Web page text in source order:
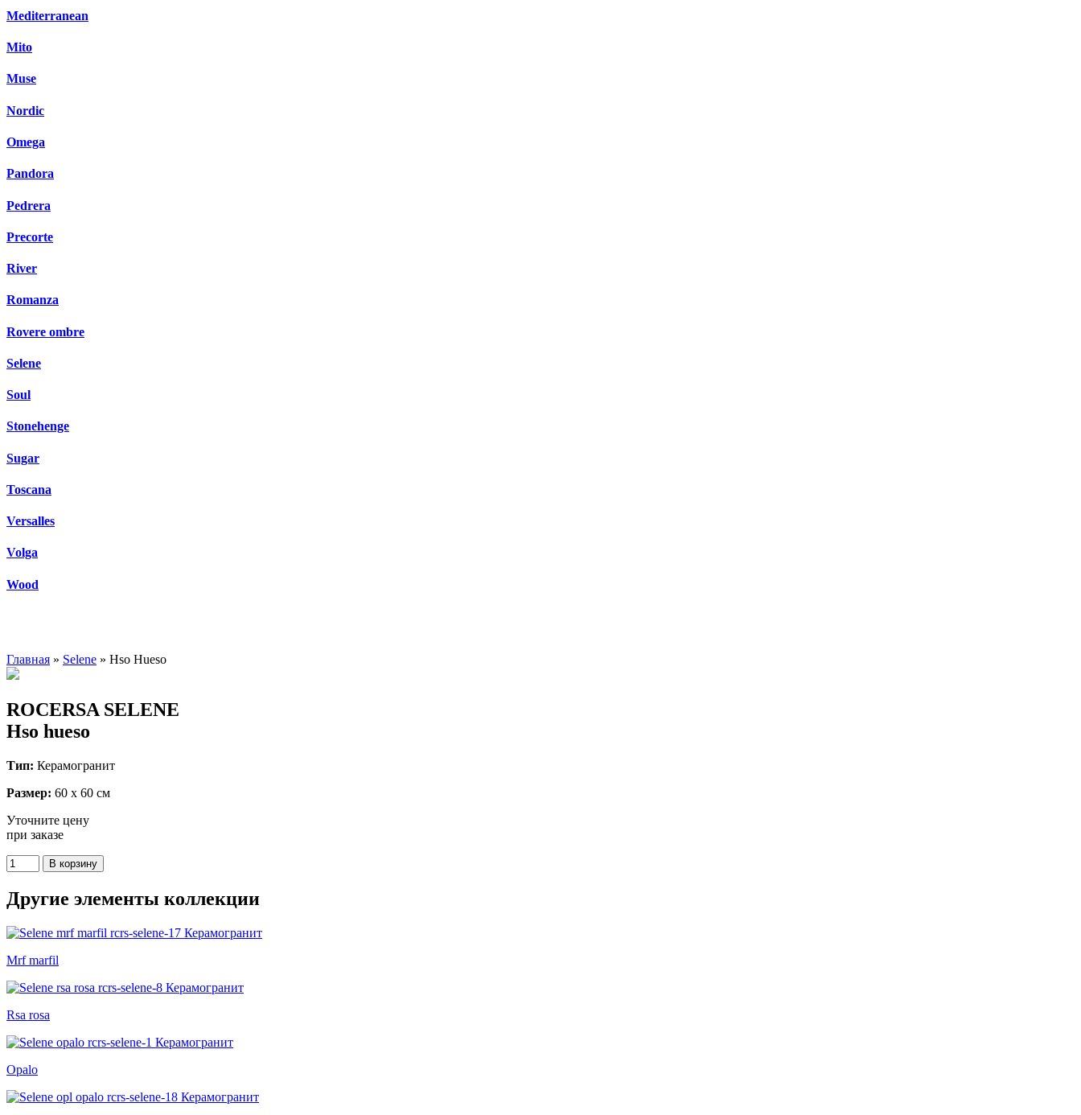
Mediterranean
Mito
Muse
Nordic
Omega
Pandora
Pedrera
Precorte
River
Romanza
Rovere ombre
Selene
Soul
Stonehenge
Sugar
Toscana
Versalles
Volga
Wood
Главная » Selene » Hso Hueso
ROCERSA SELENE
Hso hueso
Тип: Керамогранит
Размер: 60 x 60 см
Уточните цену
при заказе
Другие элементы коллекции
Mrf marfil
Rsa rosa
Opalo